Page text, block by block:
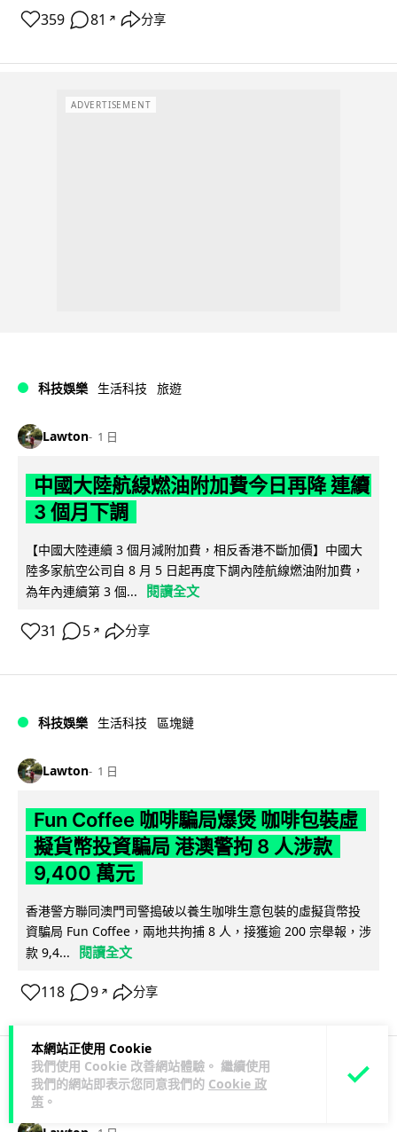
本網站正使用 Cookie
我們使用 Cookie 改善網站體驗。 繼續使用
我們的網站即表示您同意我們的 Cookie 政
策 。
359 81 ↗ 分享
ADVERTISEMENT
科技娛樂 生活科技 旅遊
Lawton 1 日
中國大陸航線燃油附加費今日再降 連續
3 個月下調
【中國大陸連續 3 個月減附加費，相反香港不斷加價】中國大
陸多家航空公司自 8 月 5 日起再度下調內陸航線燃油附加費，
為年內連續第 3 個...
閱讀全文
31 5 ↗ 分享
科技娛樂 生活科技 區塊鏈
Lawton 1 日
Fun Coffee 咖啡騙局爆煲 咖啡包裝虛
擬貨幣投資騙局 港澳警拘 8 人涉款
9,400 萬元
香港警方聯同澳門司警搗破以養生咖啡生意包裝的虛擬貨幣投
資騙局 Fun Coffee，兩地共拘捕 8 人，接獲逾 200 宗舉報，涉
款 9,4...
閱讀全文
118 9 ↗ 分享
科技娛樂 生活科技 智慧城市